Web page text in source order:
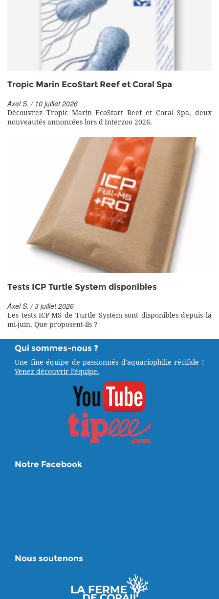
Tropic Marin EcoStart Reef et Coral Spa
Axel S. / 10 juillet 2026
Découvrez Tropic Marin EcoStart Reef et Coral Spa, deux
nouveautés annoncées lors d'Interzoo 2026.
Tests ICP Turtle System disponibles
Axel S. / 3 juillet 2026
Les tests ICP-MS de Turtle System sont disponibles depuis la
mi-juin. Que proposent-ils ?
Qui sommes-nous ?
Une fine équipe de passionnés d'aquariophilie récifale !
Venez découvrir l'équipe.
Notre Facebook
Nous soutenons